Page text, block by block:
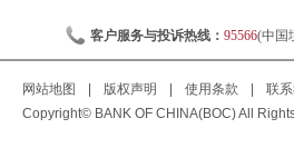
客户服务与投诉热线： 95566(中国
网站地图 版权声明 使用条款 联
Copyright© BANK OF CHINA(BOC) All